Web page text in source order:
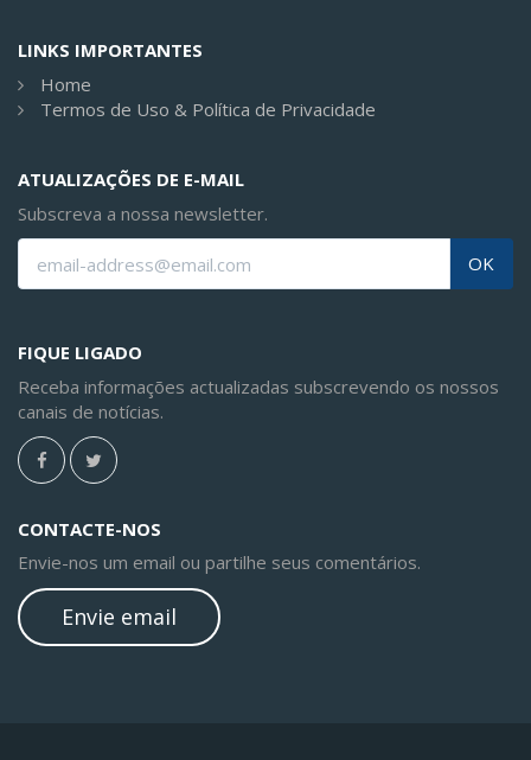
LINKS IMPORTANTES
Home
Termos de Uso & Política de Privacidade
ATUALIZAÇÕES DE E-MAIL
Subscreva a nossa newsletter.
OK
FIQUE LIGADO
Receba informações actualizadas subscrevendo os nossos
canais de notícias.
CONTACTE-NOS
Envie-nos um email ou partilhe seus comentários.
Envie email